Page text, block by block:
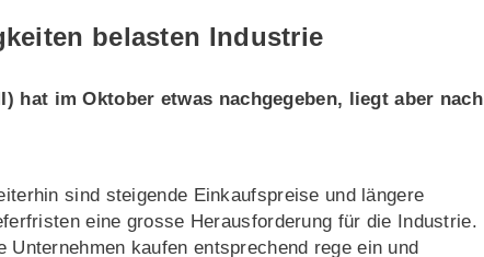
belasten Industrie
hat im Oktober etwas nachgegeben, liegt aber nach
sind steigende Einkaufspreise und längere
eine grosse Herausforderung für die Industrie.
Unternehmen kaufen entsprechend rege ein und